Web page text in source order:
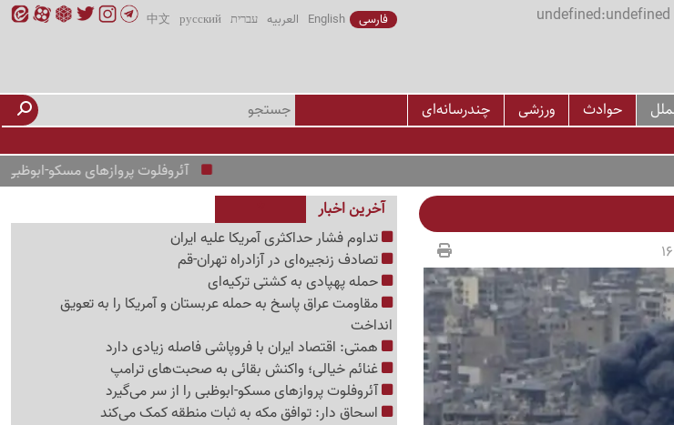
فارسی English العربیه עברית русский
中文
حوادث ورزشی چندرسانه‌ای
آئروفلوت پروازهای مسکو-ابوظبی را از
آخرین اخبار
تداوم فشار حداکثری آمریکا علیه ایران
تصادف زنجیره‌ای در آزادراه تهران-قم
حمله پهپادی به کشتی ترکیه‌ای
مقاومت عراق پاسخ به حمله عربستان و آمریکا را به تعویق
انداخت
همتی: اقتصاد ایران با فروپاشی فاصله زیادی دارد
غنائم خیالی؛ واکنش بقائی به صحبت‌های ترامپ
آئروفلوت پروازهای مسکو-ابوظبی را از سر می‌گیرد
اسحاق دار: توافق مکه به ثبات منطقه کمک می‌کند